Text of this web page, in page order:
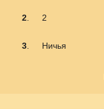
2 2
3 Ничья